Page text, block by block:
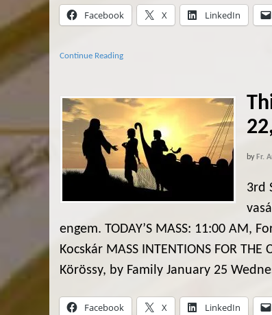
Facebook X LinkedIn
Continue Reading
by Fr.
3rd
engem. TODAY’S MASS: 11:00 AM,
Kocskár MASS INTENTIONS FOR
Körössy, by Family January 25
Facebook X LinkedIn